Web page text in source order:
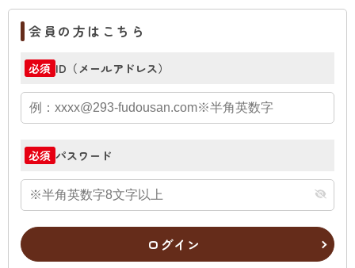
会員の方はこちら
必須 ID（メールアドレス）
必須 パスワード
ログイン